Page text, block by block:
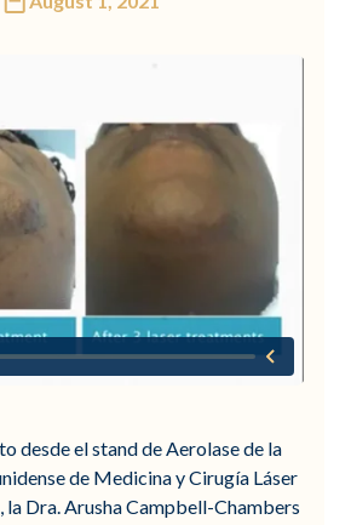
desde el stand de Aerolase de la
de Medicina y Cirugía Láser
la Dra. Arusha Campbell-Chambers